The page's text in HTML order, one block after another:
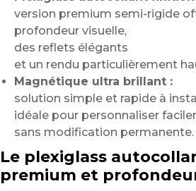
version premium semi-rigide
profondeur visuelle,
des reflets élégants
et un rendu particulièrement
Magnétique ultra brillant :
solution simple et rapide à
idéale pour personnaliser
sans modification permanente.
Le plexiglass
premium et